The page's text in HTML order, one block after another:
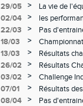
29/05
>
La vie de
02/04
>
les
22/03
>
Pas
18/03
>
13/03
>
Résultats
26/02
>
Résultats
03/02
>
Challenge
07/01
>
Résultats
08/04
> Pas